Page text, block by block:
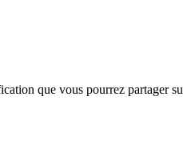
que vous pourrez partager